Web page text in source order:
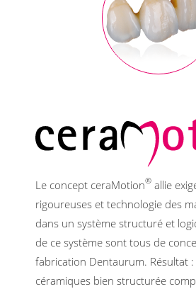
Le concept ceraMotion® allie
rigoureuses et technologie des
dans un système structuré et
de ce système sont tous de
fabrication Dentaurum. Résultat
céramiques bien structurée